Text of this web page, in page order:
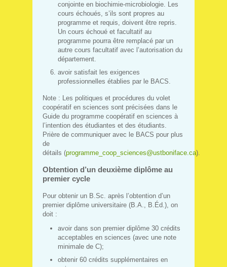
conjointe en biochimie-microbiologie. Les
cours échoués, s’ils sont propres au
programme et requis, doivent être repris.
Un cours échoué et facultatif au
programme pourra être remplacé par un
autre cours facultatif avec l’autorisation du
département.
avoir satisfait les exigences
professionnelles établies par le BACS.
Note : Les politiques et procédures du volet
coopératif en sciences sont précisées dans le
Guide du programme coopératif en sciences à
l’intention des étudiantes et des étudiants.
Prière de communiquer avec le BACS pour plus
de
détails (programme_coop_sciences@ustboniface.ca).
Obtention d’un deuxième diplôme au
premier cycle
Pour obtenir un B.Sc. après l’obtention d’un
premier diplôme universitaire (B.A., B.Éd.), on
doit :
avoir dans son premier diplôme 30 crédits
acceptables en sciences (avec une note
minimale de C);
obtenir 60 crédits supplémentaires en